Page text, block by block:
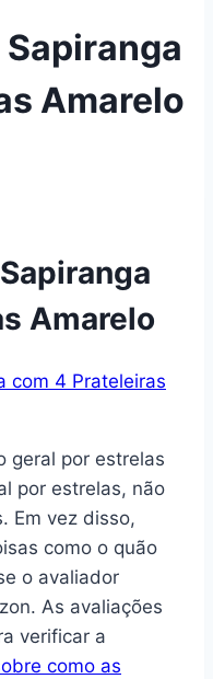
Amarelo
Amarelo
geral por estrelas
por estrelas, não
Em vez disso,
como o quão
o avaliador
As avaliações
verificar a
como as